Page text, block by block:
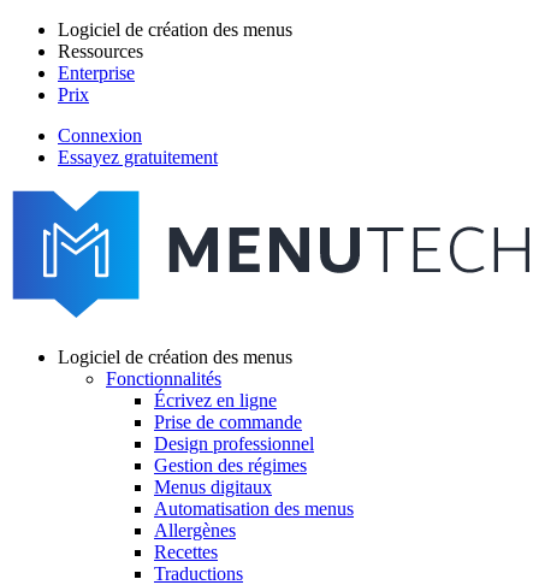
Aller
contenu
principal
Main
navigation
Logiciel de création des menus
Ressources
Enterprise
Prix
menutech
navigation
Connexion
Essayez gratuitement
navigation
Logiciel de création des menus
Fonctionnalités
Écrivez en ligne
Prise de commande
Design professionnel
Gestion des régimes
Menus digitaux
Automatisation des menus
Allergènes
Recettes
Traductions